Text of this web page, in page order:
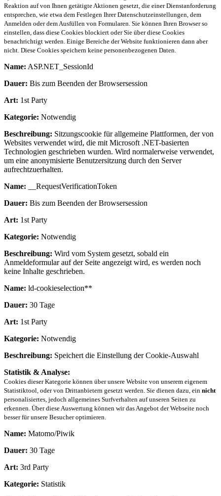
Reaktion auf von Ihnen getätigte Aktionen gesetzt, die einer Dienstanforderung
entsprechen, wie etwa dem Festlegen Ihrer Datenschutzeinstellungen, dem
Anmelden oder dem Ausfüllen von Formularen. Sie können Ihren Browser so
einstellen, dass diese Cookies blockiert oder Sie über diese Cookies
benachrichtigt werden. Einige Bereiche der Website funktionieren dann aber
nicht. Diese Cookies speichern keine personenbezogenen Daten.
Name: ASP.NET_SessionId
Dauer: Bis zum Beenden der Browsersession
Art: 1st Party
Kategorie: Notwendig
Beschreibung: Sitzungscookie für allgemeine Plattformen, der von
Websites verwendet wird, die mit Microsoft .NET-basierten
Technologien geschrieben wurden. Wird normalerweise verwendet,
um eine anonymisierte Benutzersitzung durch den Server
aufrechtzuerhalten.
Name: __RequestVerificationToken
Dauer: Bis zum Beenden der Browsersession
Art: 1st Party
Kategorie: Notwendig
Beschreibung: Wird vom System gesetzt, sobald ein
Anmeldeformular auf der Seite angezeigt wird, es werden noch
keine Inhalte geschrieben.
Name: ld-cookieselection**
Dauer: 30 Tage
Art: 1st Party
Kategorie: Notwendig
Beschreibung: Speichert die Einstellung der Cookie-Auswahl
Statistik & Analyse:
Cookies dieser Kategorie können über unsere Website von unserem eigenem
Statistiktool, oder von Drittanbietern gesetzt werden. Sie dienen dazu, ein nicht
personalisiertes, jedoch allgemeines Surfverhalten auf unseren Seiten zu
erkennen. Über diese Auswertung können wir das Angebot der Webseite noch
besser für unsere Besucher optimieren.
Name: Matomo/Piwik
Dauer: 30 Tage
Art: 3rd Party
Kategorie: Statistik